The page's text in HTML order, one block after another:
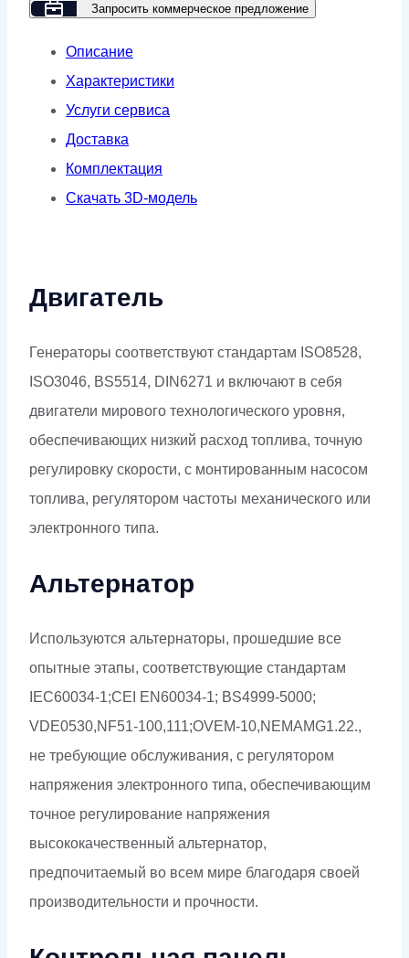
Запросить коммерческое предложение
Описание
Характеристики
Услуги сервиса
Доставка
Комплектация
Скачать 3D-модель
Двигатель
Генераторы соответствуют стандартам ISO8528,
ISO3046, BS5514, DIN6271 и включают в себя
двигатели мирового технологического уровня,
обеспечивающих низкий расход топлива, точную
регулировку скорости, с монтированным насосом
топлива, регулятором частоты механического или
электронного типа.
Альтернатор
Используются альтернаторы, прошедшие все
опытные этапы, соответствующие стандартам
IEC60034-1;CEI EN60034-1; BS4999-5000;
VDE0530,NF51-100,111;OVEM-10,NEMAMG1.22.,
не требующие обслуживания, с регулятором
напряжения электронного типа, обеспечивающим
точное регулирование напряжения
высококачественный альтернатор,
предпочитаемый во всем мире благодаря своей
производительности и прочности.